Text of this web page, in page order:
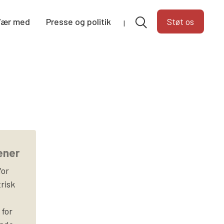
med Presse og politik Støt os
for